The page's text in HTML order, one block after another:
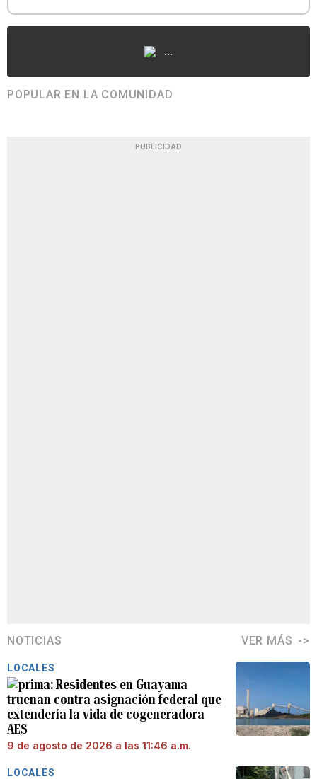
...
POPULAR EN LA COMUNIDAD
PUBLICIDAD
NOTICIAS VER MÁS
LOCALES
Residentes en Guayama
truenan contra asignación federal que
extendería la vida de cogeneradora
AES
9 de agosto de 2026 a las 11:46 a.m.
LOCALES